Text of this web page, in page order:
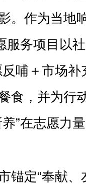
。作为当地
服务项目以
哺＋市场补
食，并为行
”在志愿力
锚定“奉献